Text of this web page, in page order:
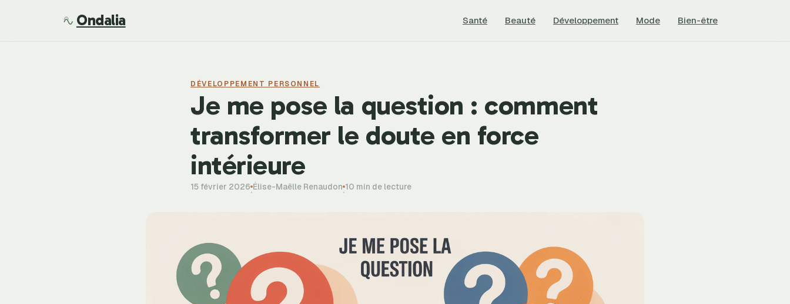
Ondalia Santé Beauté Développement Mode Bien-être
DÉVELOPPEMENT PERSONNEL
Je me pose la question : comment
transformer le doute en force
intérieure
15 février 2026·Élise-Maëlle Renaudon·10 min de lecture